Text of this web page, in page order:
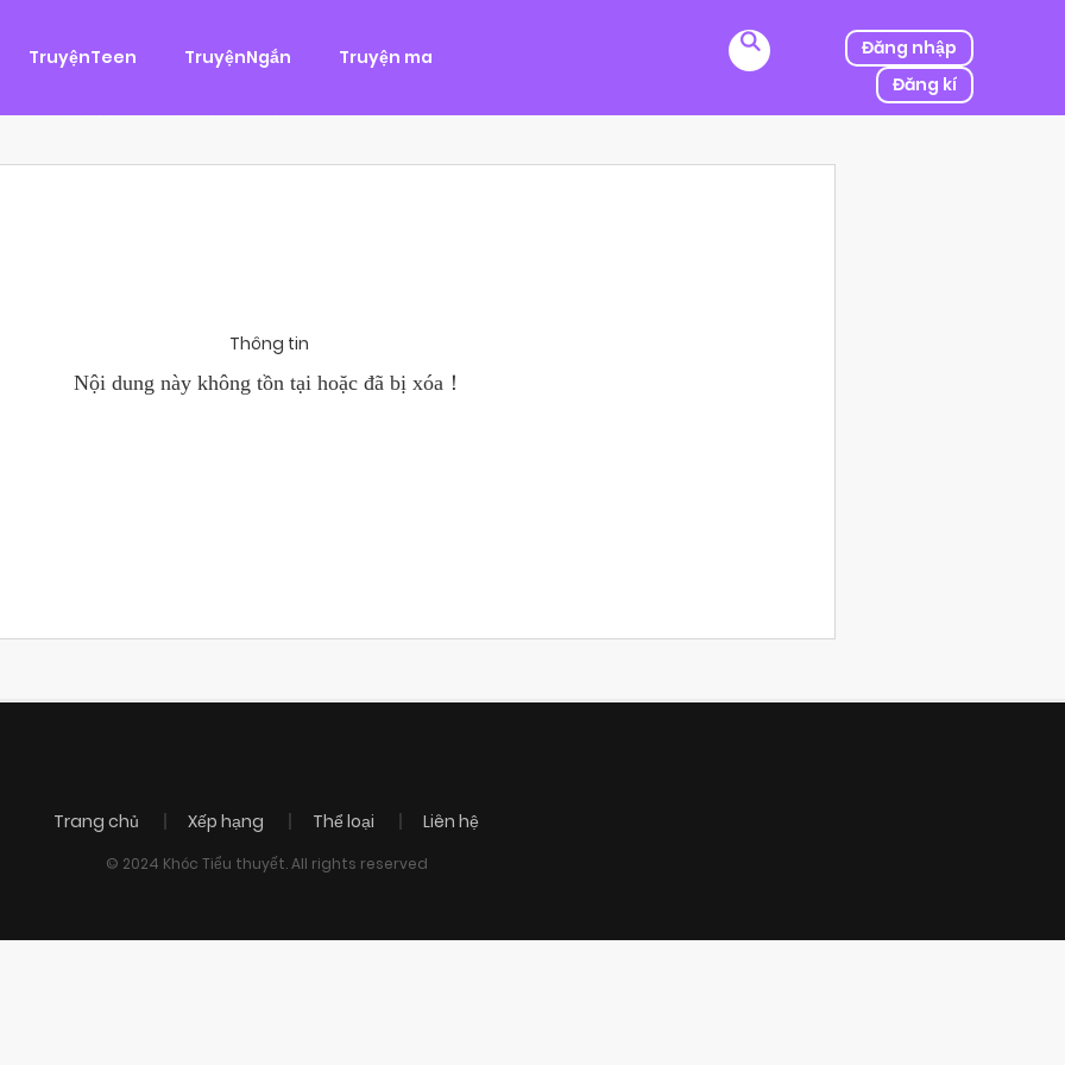
TruyệnTeen TruyệnNgắn Truyện ma
Đăng nhập
Đăng kí
Tình Cảm
Hùng, một tên cướp biển chân chính. Cho đến một ngày, cô bị kẻ thù của ba mình bắt cóc, người được mệnh danh
Chánh Uy săn lùng ba của Nhã Thụy và...
Thông tin
Nội dung này không tồn tại hoặc đã bị xóa！
Trang chủ Xếp hạng Thể loại Liên hệ
© 2024 Khóc Tiểu thuyết. All rights reserved